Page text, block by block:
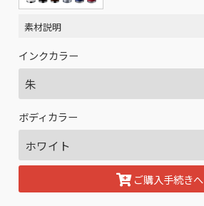
素材説明
インクカラー
ボディカラー
ご購入手続きへ